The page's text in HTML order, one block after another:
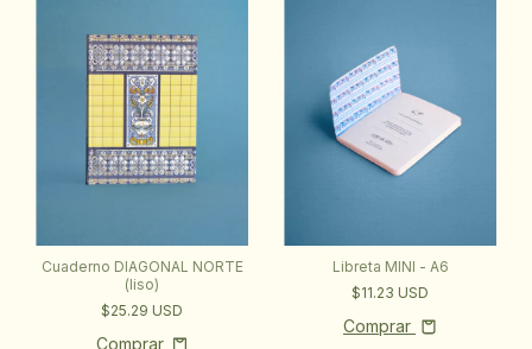
Cuaderno DIAGONAL NORTE
(liso)
$25.29 USD
Libreta MINI - A6
$11.23 USD
Comprar